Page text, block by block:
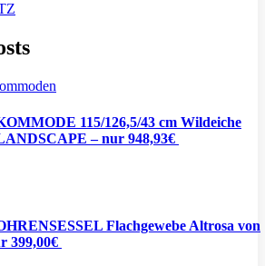
115/126,5/43 cm Wildeiche
– nur 948,93€
Flachgewebe Altrosa von
399,00€